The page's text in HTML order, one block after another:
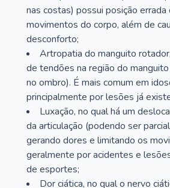
nas costas) possui posição errada
movimentos do corpo, além de
desconforto;
Artropatia do manguito
de tendões na região do
no ombro). É mais comum em
principalmente por lesões já
Luxação, no qual há um
da articulação (podendo ser
gerando dores e limitando os
geralmente por acidentes e
de esportes;
Dor ciática, no qual o nervo